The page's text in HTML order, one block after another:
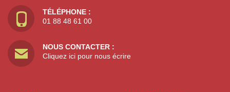
TÉLÉPHONE :
01 88 48 61 00
NOUS CONTACTER :
Cliquez ici pour nous écrire